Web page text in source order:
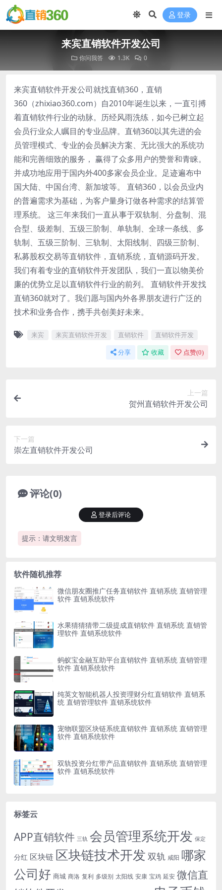
登录
来宾直销软件开发公司
你问我答 1.3K 0
来宾直销软件开发公司就找直销360，直销
360（zhixiao360.com）自2010年诞生以来，一直引搏
着直销软件行业的动脉。历经风雨洗练，如今已树立起
会员行业众人瞩目的专业品牌。直销360以其先进的会
员管理模式、专业的会员解决方案、无比强大的系统功
能和完善细致的服务， 赢得了众多用户的赞誉和青睐。
并成功地应用于国内外400多家会员企业。足迹遍布中
国大陆、中国台湾、新加坡等。 直销360，以会员业内
的普遍需求为基础，为客户量身订做各种需求的结算管
理系统。 这三年来我们一直从事于双轨制、分盘制、混
合型、级差制、五级三阶制、单轨制、全球一条线、多
轨制、五级三阶制、三轨制、太阳线制、四级三阶制、
私募股权交易等直销软件，直销系统，直销源码开发。
我们有着专业的直销软件开发团队，我们一直以物美价
廉的优势立足以直销软件行业的前列。 直销软件开发找
直销360就对了。我们愿与国内外各界朋友进行广泛的
技术和业务合作，携手共创美好未来。
来宾 来宾直销软件开发 直销软件 直销软件开发
分享 收藏 点赞(0)
上一篇
贺州直销软件开发公司
下一篇
崇左直销软件开发公司
评论(0)
提示：请文明发言
登录后评论
软件随机推荐
微信朋友圈推广任务直销软件 直销系统 直销管理
软件 直销系统软件
水果猜猜猜带二级提成直销软件 直销系统 直销管
理软件 直销系统软件
蚂蚁宝金融互助平台直销软件 直销系统 直销管理
软件 直销系统软件
纯英文智能机器人投资理财分红直销软件 直销系
统 直销管理软件 直销系统软件
宠物联盟区块链系统直销软件 直销系统 直销管理
软件 直销系统软件
双轨投资分红带产品直销软件 直销系统 直销管理
软件 直销系统软件
标签云
APP直销软件 三轨 会员管理系统开发 保定
分红 区块链 区块链技术开发 双轨 咸阳 哪家
公司好 商城 商洛 复利 多级别 太阳线 安康 宝鸡 延安 微信直